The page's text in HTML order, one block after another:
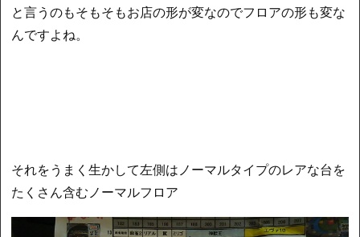
と言うのもそもそもお店の形が変なのでフロアの形も変な
んですよね。
それをうまく生かして左側はノーマルタイプのレアな台を
たくさん含むノーマルフロア